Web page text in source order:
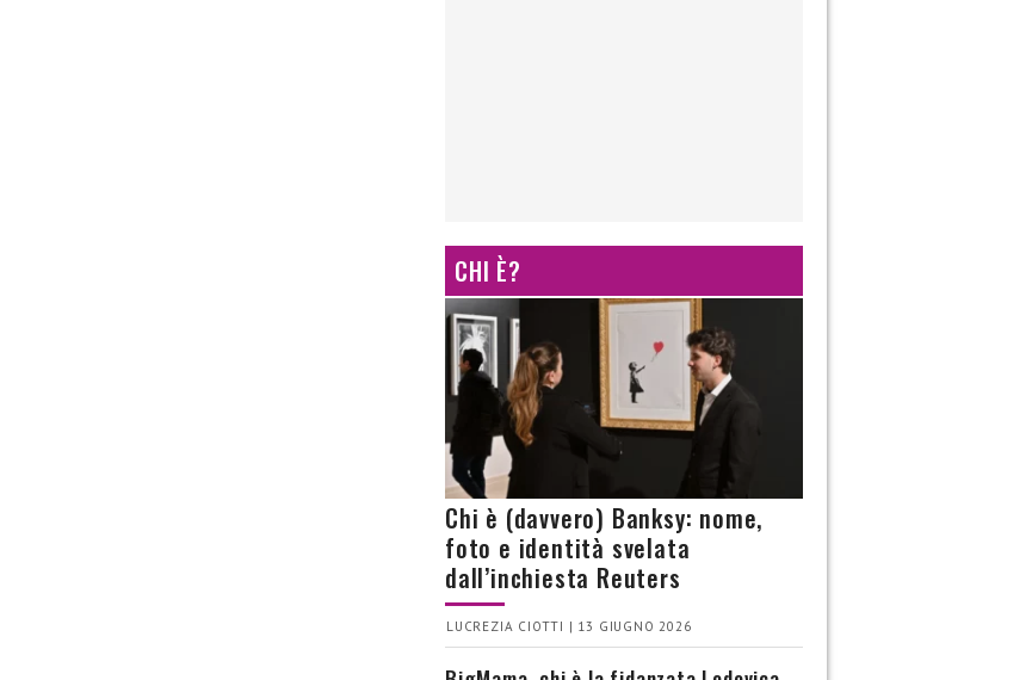
CHI È?
Chi è (davvero) Banksy: nome,
foto e identità svelata
dall’inchiesta Reuters
LUCREZIA CIOTTI | 13 GIUGNO 2026